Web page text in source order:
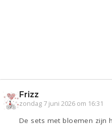
Frizz
zondag 7 juni 2026 om 16:31
De sets met bloemen zijn